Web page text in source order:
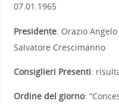
07.01.1965
Presidente: Orazio
Salvatore Crescimanno
Consiglieri Presenti:
Ordine del giorno: